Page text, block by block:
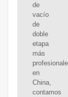
de
vacío
de
doble
etapa
más
en
China,
contamos